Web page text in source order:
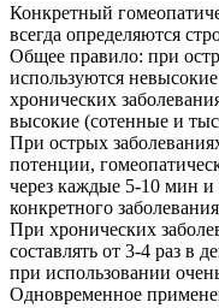
Конкретный
всегда определяются
Общее правило: при
используются
хронических
высокие (сотенные и
При острых
потенции,
через каждые 5-10 мин и
конкретного
При хронических
составлять от 3-4 раз в
при использовании
Одновременное